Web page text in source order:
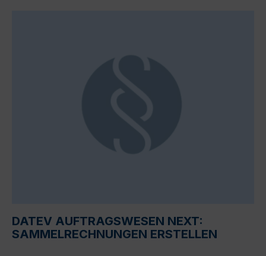
DATEV AUFTRAGSWESEN NEXT:
SAMMELRECHNUNGEN ERSTELLEN